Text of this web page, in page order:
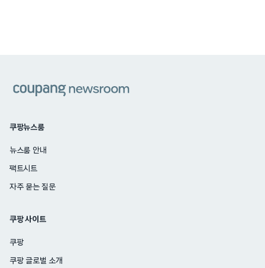
쿠팡뉴스룸
뉴스룸 안내
팩트시트
자주 묻는 질문
쿠팡 사이트
쿠팡
쿠팡 글로벌 소개